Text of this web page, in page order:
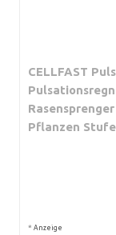
CELLFAST
Pflanzen
* Anzeige